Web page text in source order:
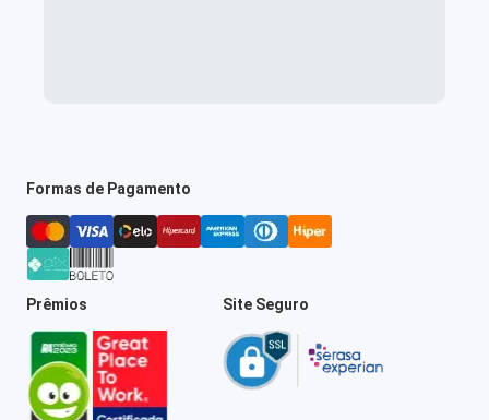
Formas de Pagamento
Prêmios Site Seguro